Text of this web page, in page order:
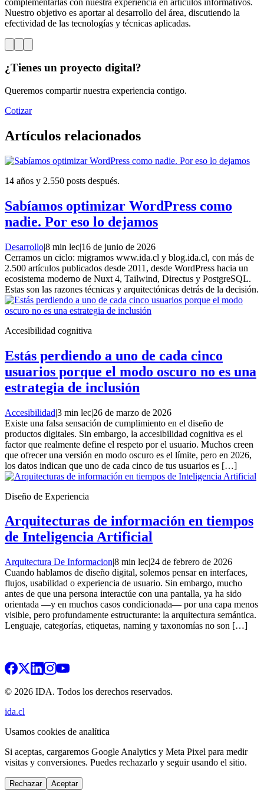
Nuestro objetivo es aportar al desarrollo del área, discutiendo la
efectividad de las tecnologías y técnicas aplicadas.
¿Tienes un proyecto digital?
Queremos compartir nuestra experiencia contigo.
Cotizar
Artículos relacionados
14 años y 2.550 posts después.
Sabíamos optimizar WordPress como
nadie. Por eso lo dejamos
Desarrollo|8 min lec|16 de junio de 2026
Cerramos un ciclo: migramos www.ida.cl y blog.ida.cl, con más de
2.500 artículos publicados desde 2011, desde WordPress hacia un
ecosistema moderno de Nuxt 4, Tailwind, Directus y PostgreSQL.
Estas son las razones técnicas y arquitectónicas detrás de la decisión.
Accesibilidad cognitiva
Estás perdiendo a uno de cada cinco
usuarios porque el modo oscuro no es una
estrategia de inclusión
Accesibilidad|3 min lec|26 de marzo de 2026
Existe una falsa sensación de cumplimiento en el diseño de
productos digitales. Sin embargo, la accesibilidad cognitiva es el
factor que realmente define el respeto por el usuario. Muchos creen
que ofrecer una versión en modo oscuro es el límite, pero en 2026,
los datos indican que uno de cada cinco de tus usuarios es […]
Diseño de Experiencia
Arquitecturas de información en tiempos
de Inteligencia Artificial
Arquitectura De Informacion|8 min lec|24 de febrero de 2026
Cuando hablamos de diseño digital, solemos pensar en interfaces,
flujos, usabilidad o experiencia de usuario. Sin embargo, mucho
antes de que una persona interactúe con una pantalla, ya ha sido
orientada —y en muchos casos condicionada— por una capa menos
visible, pero profundamente estructurante: la arquitectura semántica.
Lenguaje, categorías, etiquetas, naming y taxonomías no son […]
© 2026 IDA. Todos los derechos reservados.
ida.cl
Usamos cookies de analítica
Si aceptas, cargaremos Google Analytics y Meta Pixel para medir
visitas y conversiones. Puedes rechazarlo y seguir usando el sitio.
Rechazar Aceptar